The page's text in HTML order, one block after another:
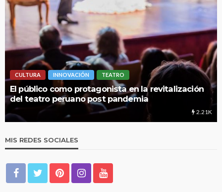
CULTURA INNOVACIÓN TEATRO
El público como protagonista en la revitalización
del teatro peruano post pandemia
2.21K
MIS REDES SOCIALES